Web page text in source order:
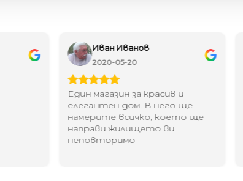
Иван Иванов
2020-05-20
Един магазин за красив и
елегантен дом. В него ще
намерите всичко, което ще
направи жилището ви
неповторимо